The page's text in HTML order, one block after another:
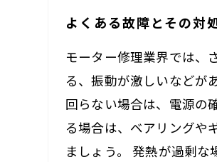
よくある故障とその対
モーター修理業界では、
る、振動が激しいなどが
回らない場合は、電源の
る場合は、ベアリングや
ましょう。 発熱が過剰